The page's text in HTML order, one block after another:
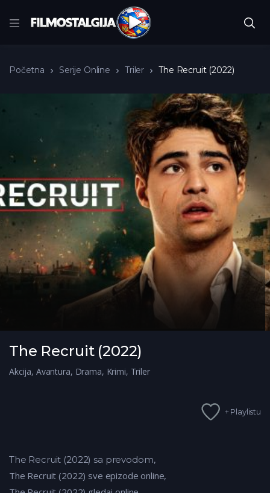
Početna Serije Online Triler The Recruit (2022)
The Recruit (2022)
Akcija, Avantura, Drama, Krimi, Triler
+ Playlistu
The Recruit (2022) sa prevodom,
The Recruit(2022) sve epizode online,